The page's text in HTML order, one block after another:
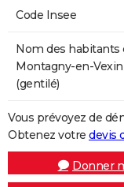
Code Insee
Nom des habitants
Montagny-en-Vexin
(gentilé)
Vous prévoyez de
Obtenez votre devis
Donner